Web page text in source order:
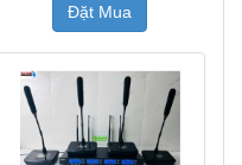
Đặt Mua